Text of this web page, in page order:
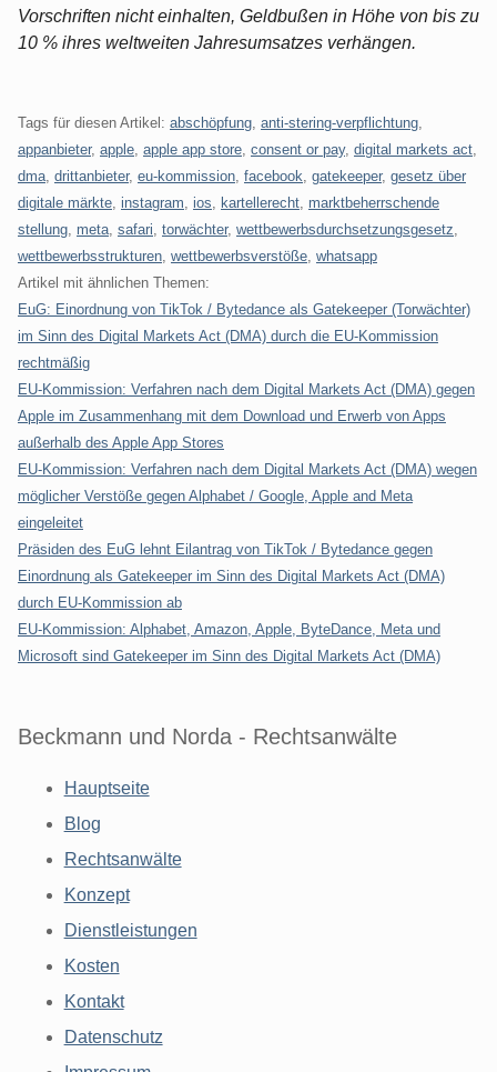
Vorschriften nicht einhalten, Geldbußen in Höhe von bis zu
10 % ihres weltweiten Jahresumsatzes verhängen.
Tags für diesen Artikel: abschöpfung anti-stering-verpflichtung
appanbieter, apple apple app store consent or pay, digital markets act
dma drittanbieter, eu-kommission facebook gatekeeper, gesetz über
digitale märkte instagram ios kartellerecht marktbeherrschende
stellung meta safari torwächter, wettbewerbsdurchsetzungsgesetz
wettbewerbsstrukturen wettbewerbsverstöße whatsapp
Artikel mit ähnlichen Themen:
EuG: Einordnung von TikTok / Bytedance als Gatekeeper (Torwächter)
im Sinn des Digital Markets Act (DMA) durch die EU-Kommission
rechtmäßig
EU-Kommission: Verfahren nach dem Digital Markets Act (DMA) gegen
Apple im Zusammenhang mit dem Download und Erwerb von Apps
außerhalb des Apple App Stores
EU-Kommission: Verfahren nach dem Digital Markets Act (DMA) wegen
möglicher Verstöße gegen Alphabet / Google, Apple and Meta
eingeleitet
Präsiden des EuG lehnt Eilantrag von TikTok / Bytedance gegen
Einordnung als Gatekeeper im Sinn des Digital Markets Act (DMA)
durch EU-Kommission ab
EU-Kommission: Alphabet, Amazon, Apple, ByteDance, Meta und
Microsoft sind Gatekeeper im Sinn des Digital Markets Act (DMA)
Beckmann und Norda - Rechtsanwälte
Hauptseite
Blog
Rechtsanwälte
Konzept
Dienstleistungen
Kosten
Kontakt
Datenschutz